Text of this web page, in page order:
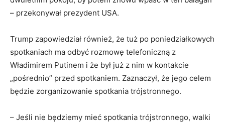
– przekonywał prezydent USA.
Trump zapowiedział również, że tuż po poniedziałkowych
spotkaniach ma odbyć rozmowę telefoniczną z
Władimirem Putinem i że był już z nim w kontakcie
„pośrednio” przed spotkaniem. Zaznaczył, że jego celem
będzie zorganizowanie spotkania trójstronnego.
– Jeśli nie będziemy mieć spotkania trójstronnego, walki